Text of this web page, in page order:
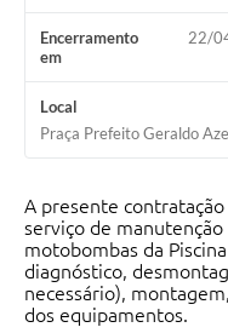
Encerramento
em
22/
Local
Praça Prefeito Geraldo
A presente
serviço de
motobombas da
diagnóstico,
necessário),
dos equipamentos.